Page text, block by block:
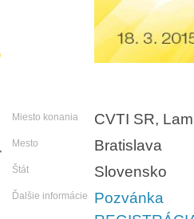
Miesto konania CVTI SR,
Mesto Bratislava
Štát Slovensko
Ďalšie informácie
Pozvánka